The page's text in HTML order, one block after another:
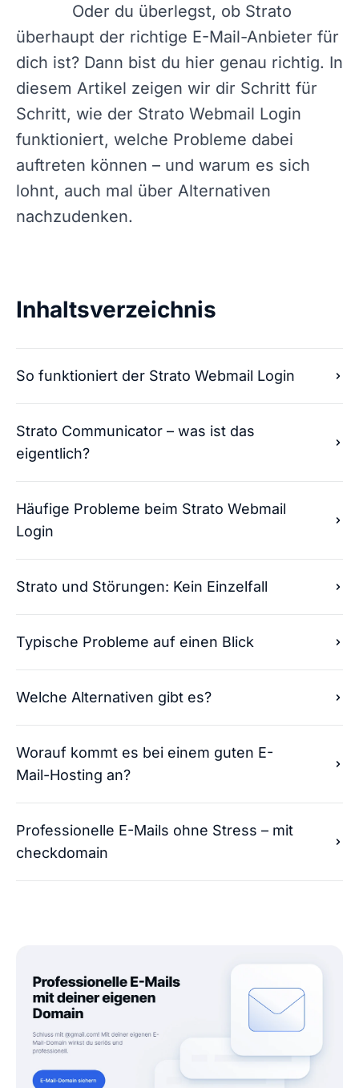
Oder du überlegst, ob Strato
überhaupt der richtige E-Mail-Anbieter für
dich ist? Dann bist du hier genau richtig. In
diesem Artikel zeigen wir dir Schritt für
Schritt, wie der Strato Webmail Login
funktioniert, welche Probleme dabei
auftreten können – und warum es sich
lohnt, auch mal über Alternativen
nachzudenken.
Inhaltsverzeichnis
So funktioniert der Strato Webmail Login
Strato Communicator – was ist das
eigentlich?
Häufige Probleme beim Strato Webmail
Login
Strato und Störungen: Kein Einzelfall
Typische Probleme auf einen Blick
Welche Alternativen gibt es?
Worauf kommt es bei einem guten E-
Mail-Hosting an?
Professionelle E-Mails ohne Stress – mit
checkdomain